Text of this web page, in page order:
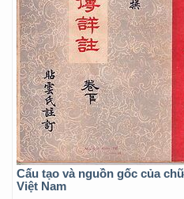
Cấu tạo và nguồn gốc của
Việt Nam